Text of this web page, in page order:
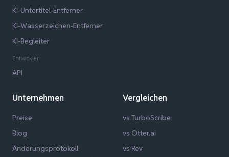
KI-Untertitel-Entferner
KI-Wasserzeichen-Entferner
KI-Begleiter
Entwickler
API
Unternehmen
Preise
Blog
Änderungsprotokoll
Vergleichen
vs TurboScribe
vs Otter.ai
vs Rev